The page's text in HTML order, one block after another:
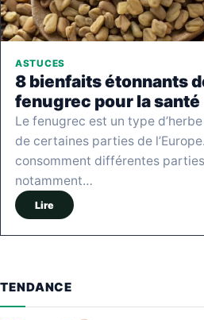
ASTUCES
8 bienfaits étonnants
fenugrec pour la santé
Le fenugrec est un type
de certaines parties de
consomment différentes parties
notamment…
Lire
TENDANCE